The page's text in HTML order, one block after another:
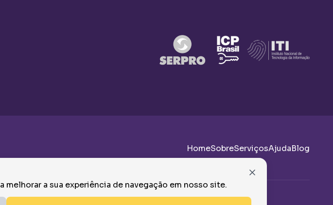
a sua experiência de navegação em nosso site.
HomeSobreServiçosAjudaBlog